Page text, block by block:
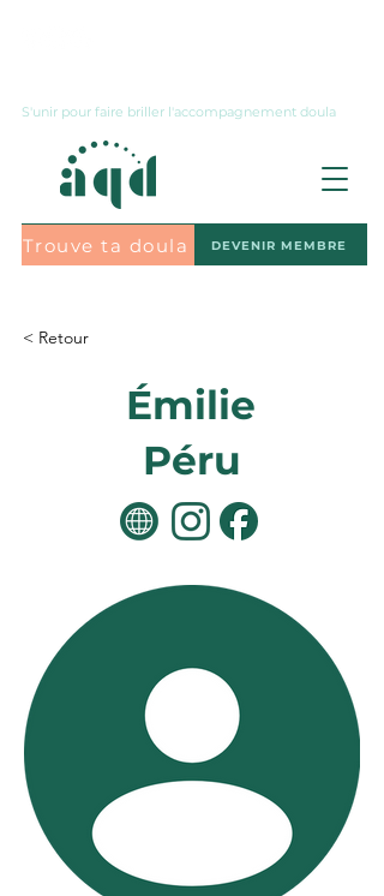
S'unir pour faire briller l'accompagnement doula
Trouve ta doula DEVENIR MEMBRE
< Retour
Émilie
Péru